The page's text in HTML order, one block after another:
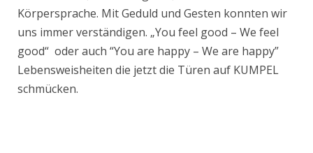
Körpersprache. Mit Geduld und Gesten konnten wir
uns immer verständigen. „You feel good – We feel
good“ oder auch “You are happy – We are happy”
Lebensweisheiten die jetzt die Türen auf KUMPEL
schmücken.